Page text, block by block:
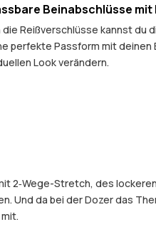
Beinabschlüsse
die Reißverschlüsse kannst du
perfekte Passform mit deinen
Look verändern.
2‑Wege-Stretch, des
Und da bei der Dozer das